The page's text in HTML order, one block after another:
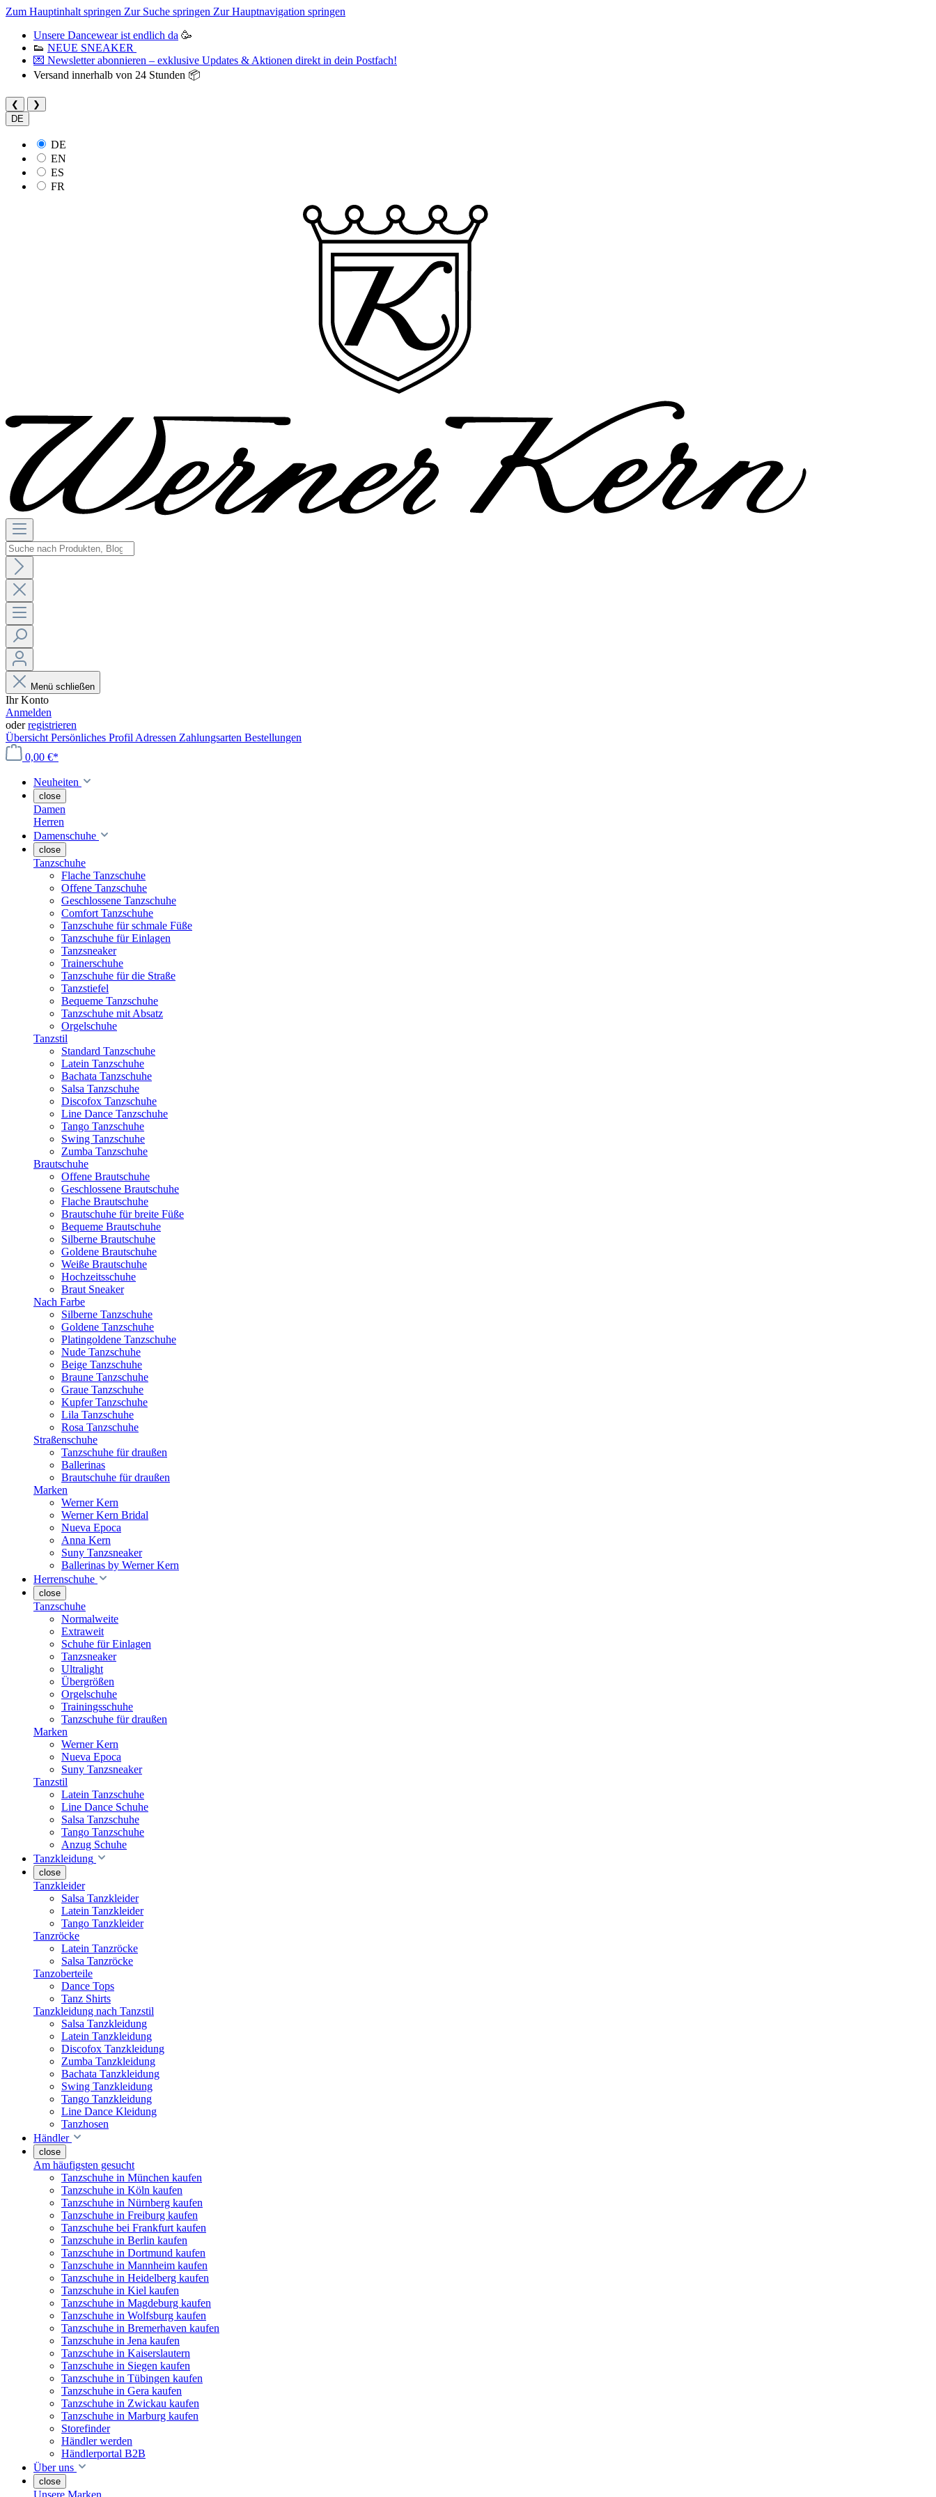
Zum Hauptinhalt springen Zur Suche springen Zur Hauptnavigation springen
Unsere Dancewear ist endlich da 🥳
👟 NEUE SNEAKER
💌 Newsletter abonnieren – exklusive Updates & Aktionen direkt in dein Postfach!
Versand innerhalb von 24 Stunden 📦
❮
❯
DE
DE
EN
ES
FR
Menü schließen
Ihr Konto
Anmelden
oderregistrieren
Übersicht Persönliches Profil Adressen Zahlungsarten Bestellungen
0,00 €*
Neuheiten
close
Damen
Herren
Damenschuhe
close
Tanzschuhe
Flache Tanzschuhe
Offene Tanzschuhe
Geschlossene Tanzschuhe
Comfort Tanzschuhe
Tanzschuhe für schmale Füße
Tanzschuhe für Einlagen
Tanzsneaker
Trainerschuhe
Tanzschuhe für die Straße
Tanzstiefel
Bequeme Tanzschuhe
Tanzschuhe mit Absatz
Orgelschuhe
Tanzstil
Standard Tanzschuhe
Latein Tanzschuhe
Bachata Tanzschuhe
Salsa Tanzschuhe
Discofox Tanzschuhe
Line Dance Tanzschuhe
Tango Tanzschuhe
Swing Tanzschuhe
Zumba Tanzschuhe
Brautschuhe
Offene Brautschuhe
Geschlossene Brautschuhe
Flache Brautschuhe
Brautschuhe für breite Füße
Bequeme Brautschuhe
Silberne Brautschuhe
Goldene Brautschuhe
Weiße Brautschuhe
Hochzeitsschuhe
Braut Sneaker
Nach Farbe
Silberne Tanzschuhe
Goldene Tanzschuhe
Platingoldene Tanzschuhe
Nude Tanzschuhe
Beige Tanzschuhe
Braune Tanzschuhe
Graue Tanzschuhe
Kupfer Tanzschuhe
Lila Tanzschuhe
Rosa Tanzschuhe
Straßenschuhe
Tanzschuhe für draußen
Ballerinas
Brautschuhe für draußen
Marken
Werner Kern
Werner Kern Bridal
Nueva Epoca
Anna Kern
Suny Tanzsneaker
Ballerinas by Werner Kern
Herrenschuhe
close
Tanzschuhe
Normalweite
Extraweit
Schuhe für Einlagen
Tanzsneaker
Ultralight
Übergrößen
Orgelschuhe
Trainingsschuhe
Tanzschuhe für draußen
Marken
Werner Kern
Nueva Epoca
Suny Tanzsneaker
Tanzstil
Latein Tanzschuhe
Line Dance Schuhe
Salsa Tanzschuhe
Tango Tanzschuhe
Anzug Schuhe
Tanzkleidung
close
Tanzkleider
Salsa Tanzkleider
Latein Tanzkleider
Tango Tanzkleider
Tanzröcke
Latein Tanzröcke
Salsa Tanzröcke
Tanzoberteile
Dance Tops
Tanz Shirts
Tanzkleidung nach Tanzstil
Salsa Tanzkleidung
Latein Tanzkleidung
Discofox Tanzkleidung
Zumba Tanzkleidung
Bachata Tanzkleidung
Swing Tanzkleidung
Tango Tanzkleidung
Line Dance Kleidung
Tanzhosen
Händler
close
Am häufigsten gesucht
Tanzschuhe in München kaufen
Tanzschuhe in Köln kaufen
Tanzschuhe in Nürnberg kaufen
Tanzschuhe in Freiburg kaufen
Tanzschuhe bei Frankfurt kaufen
Tanzschuhe in Berlin kaufen
Tanzschuhe in Dortmund kaufen
Tanzschuhe in Mannheim kaufen
Tanzschuhe in Heidelberg kaufen
Tanzschuhe in Kiel kaufen
Tanzschuhe in Magdeburg kaufen
Tanzschuhe in Wolfsburg kaufen
Tanzschuhe in Bremerhaven kaufen
Tanzschuhe in Jena kaufen
Tanzschuhe in Kaiserslautern
Tanzschuhe in Siegen kaufen
Tanzschuhe in Tübingen kaufen
Tanzschuhe in Gera kaufen
Tanzschuhe in Zwickau kaufen
Tanzschuhe in Marburg kaufen
Storefinder
Händler werden
Händlerportal B2B
Über uns
close
Unsere Marken